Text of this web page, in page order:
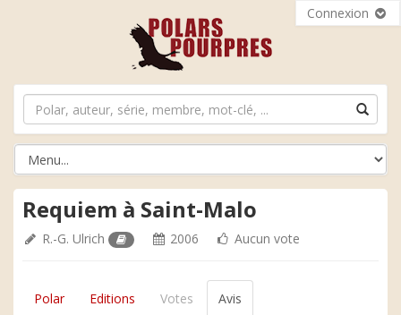
Connexion
Requiem à Saint-Malo
R.-G. Ulrich 2006 Aucun vote
Polar Editions Votes Avis